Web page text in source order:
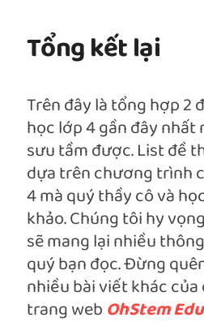
Tổng kết lại
Trên đây là tổng hợp 2
học lớp 4 gần đây
sưu tầm được. List đề
dựa trên chương trình
4 mà quý thầy cô và
khảo. Chúng tôi hy
sẽ mang lại nhiều
quý bạn đọc. Đừng
nhiều bài viết khác
trang webOhStem